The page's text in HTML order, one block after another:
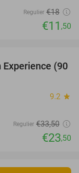
Regulier €18
€11 ,50
30%
Experience (90
9.2 star
Regulier €33,50
€23,50